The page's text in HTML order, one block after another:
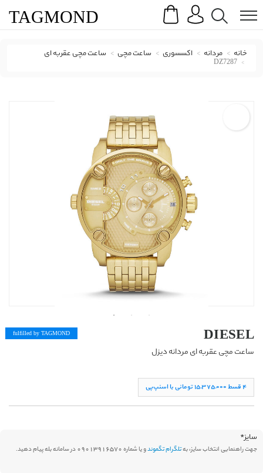
Search
TAGMOND
خانه مردانه اکسسوری ساعت مچی ساعت مچی عقربه ای
DZ7287
DIESEL
ساعت مچی عقربه ای مردانه دیزل
fulfilled by TAGMOND
۴ قسط ١۵,۳۷۵,۰۰۰ تومانی با اسنپ‌پی
سایز*
جهت راهنمایی انتخاب سایز، بهتلگرام تگموندو یا شماره 09013916570 در سامانه بله پیام دهید.